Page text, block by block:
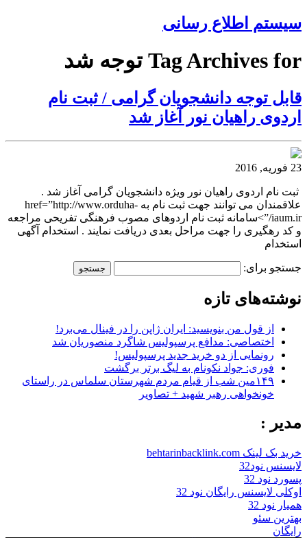
سیستم اطلاع رسانی
Tag Archives for توجه شد
قابل توجه دانشجویان گرامی / ثبت نام
اردوی راهیان نور آغاز شد
23 فوریه, 2016
ثبت نام اردوی راهیان نور ویژه دانشجویان گرامی آغاز شد .
علاقمندان می توانند جهت ثبت نام به href=”http://www.orduha-
iaum.ir/”>سامانه ثبت نام اردوهای مصوب فرهنگی تفریحی مراجعه
و کد رهگیری را جهت مراحل بعدی دریافت نمایند . استخدام آگهی
استخدام
جستجو برای:
نوشته‌های تازه
از قول من بنویسید: ایران ژاپن را در فینال می‌برد!
اختصاصی: مدافع پرسپولیس شاگرد منصوریان شد
رونمایی از دو خرید جدید پرسپولیس!
فوری: جواد نکونام به لیگ برتر برگشت
۱۴۹مین شب از قیام مردم شهرستان سلماس در راستای
خونخواهی رهبر شهید + تصاویر
مدیر :
خرید بک لینک behtarinbacklink.com
لایسنس نود32
پسورد نود 32
اوکلی لایسنس رایگان نود 32
همیار نود 32
بهترین سئو
رایگان